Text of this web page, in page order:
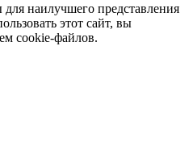
наилучшего представления
этот сайт, вы
cookie-файлов.